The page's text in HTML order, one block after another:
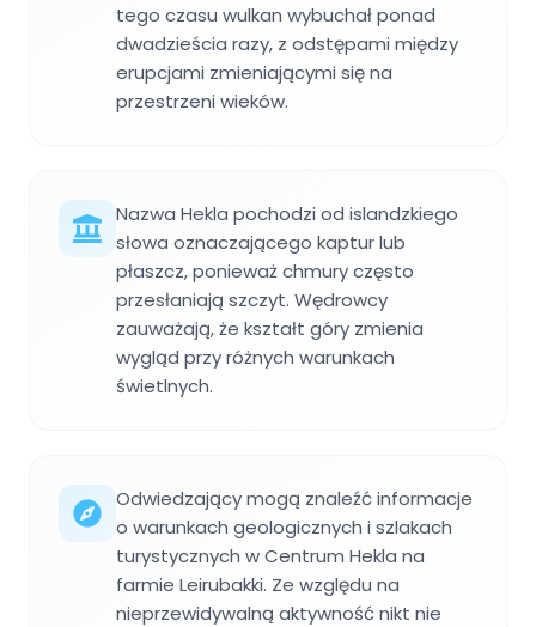
tego czasu wulkan wybuchał ponad
dwadzieścia razy, z odstępami między
erupcjami zmieniającymi się na
przestrzeni wieków.
Nazwa Hekla pochodzi od islandzkiego
słowa oznaczającego kaptur lub
płaszcz, ponieważ chmury często
przesłaniają szczyt. Wędrowcy
zauważają, że kształt góry zmienia
wygląd przy różnych warunkach
świetlnych.
Odwiedzający mogą znaleźć informacje
o warunkach geologicznych i szlakach
turystycznych w Centrum Hekla na
farmie Leirubakki. Ze względu na
nieprzewidywalną aktywność nikt nie